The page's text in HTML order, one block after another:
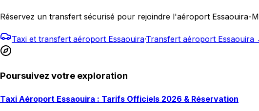
Réservez un transfert sécurisé pour rejoindre l'aéroport Essaouira-
Taxi et transfert aéroport Essaouira·Transfert aéroport
Poursuivez votre exploration
Taxi Aéroport Essaouira : Tarifs Officiels 2026 & Réservation